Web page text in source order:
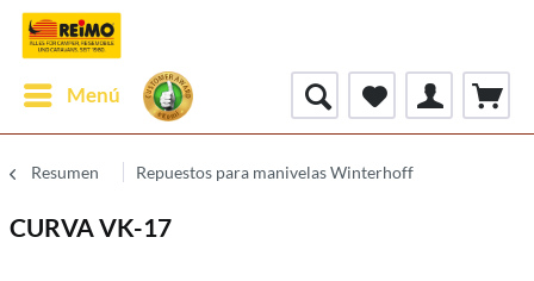
Menú
Resumen Repuestos para manivelas Winterhoff
CURVA VK-17